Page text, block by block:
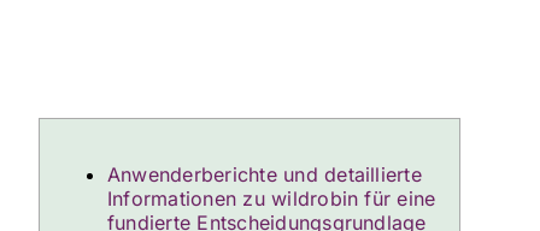
Anwenderberichte und detaillierte
Informationen zu wildrobin für eine
fundierte Entscheidungsgrundlage